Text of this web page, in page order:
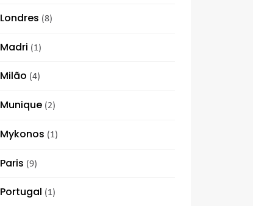
Londres (8)
Madri (1)
Milão (4)
Munique (2)
Mykonos (1)
Paris (9)
Portugal (1)